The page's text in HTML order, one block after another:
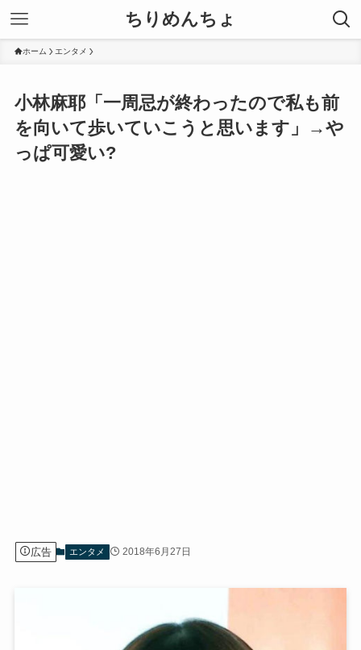
ちりめんちょ
ホーム エンタメ
小林麻耶「一周忌が終わったので私も前
を向いて歩いていこうと思います」→や
っぱ可愛い?
広告 エンタメ 2018年6月27日